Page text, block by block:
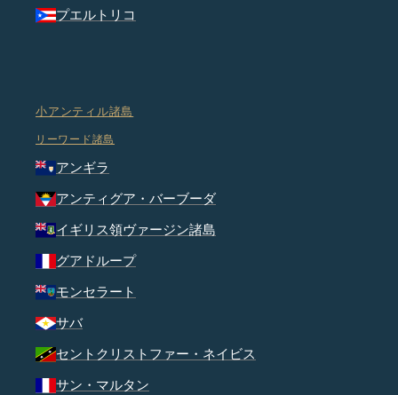
プエルトリコ
小アンティル諸島
リーワード諸島
アンギラ
アンティグア・バーブーダ
イギリス領ヴァージン諸島
グアドループ
モンセラート
サバ
セントクリストファー・ネイビス
サン・マルタン